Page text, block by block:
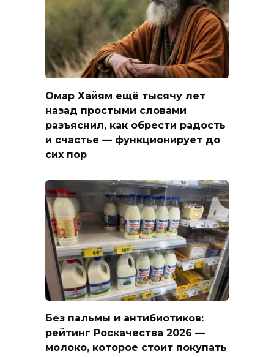
Омар Хайям ещё тысячу лет
назад простыми словами
разъяснил, как обрести радость
и счастье — функционирует до
сих пор
Без пальмы и антибиотиков:
рейтинг Роскачества 2026 —
молоко, которое стоит покупать